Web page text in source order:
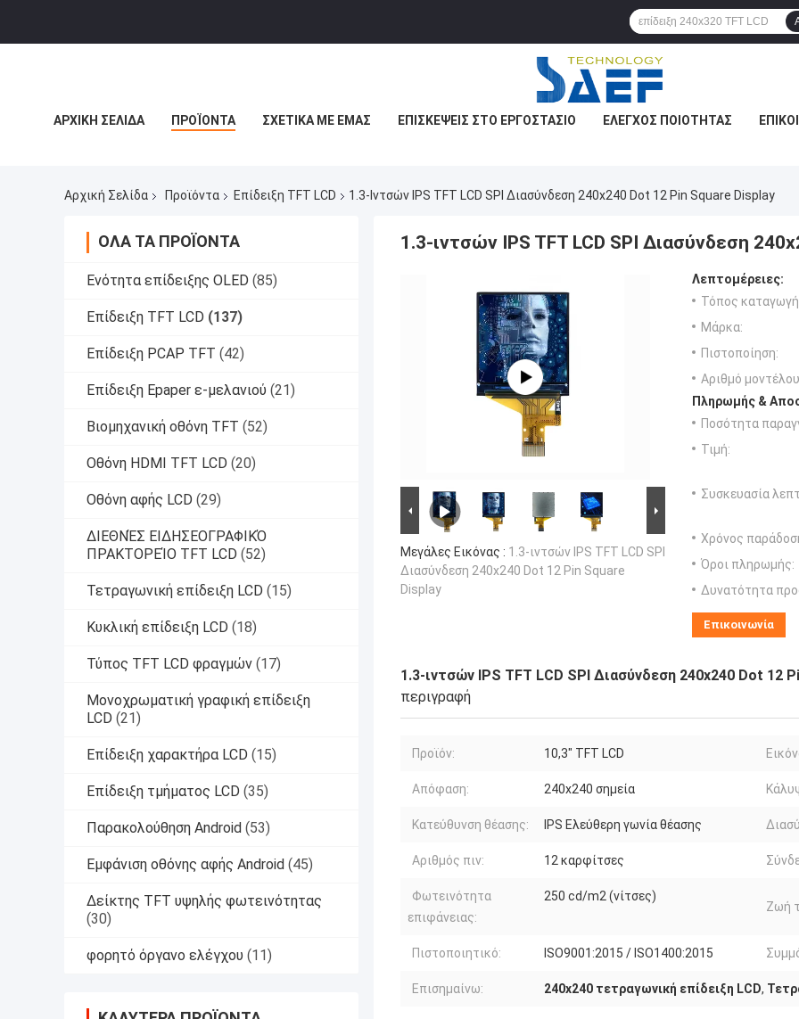
ΑΡΧΙΚΉ ΣΕΛΊΔΑ ΠΡΟΪΌΝΤΑ ΣΧΕΤΙΚΆ ΜΕ ΕΜΆΣ ΕΠΙΣΚΈΨΕΙΣ ΣΤΟ ΕΡΓΟΣΤΆΣΙΟ ΈΛΕΓΧΟΣ ΠΟΙΌΤΗΤΑΣ
Αρχική Σελίδα Προϊόντα Επίδειξη TFT LCD 1.3-Ιντσών IPS TFT LCD SPI Διασύνδεση 240x240 Dot 12 Pin Square Display
ΌΛΑ ΤΑ ΠΡΟΪΌΝΤΑ
Ενότητα επίδειξης OLED (85)
Επίδειξη TFT LCD (137)
Επίδειξη PCAP TFT (42)
Επίδειξη Epaper ε-μελανιού (21)
Βιομηχανική οθόνη TFT (52)
Οθόνη HDMI TFT LCD (20)
Οθόνη αφής LCD (29)
ΔΙΕΘΝΈΣ ΕΙΔΗΣΕΟΓΡΑΦΙΚΌ
ΠΡΑΚΤΟΡΕΊΟ TFT LCD (52)
Τετραγωνική επίδειξη LCD (15)
Κυκλική επίδειξη LCD (18)
Τύπος TFT LCD φραγμών (17)
Μονοχρωματική γραφική επίδειξη
LCD (21)
Επίδειξη χαρακτήρα LCD (15)
Επίδειξη τμήματος LCD (35)
Παρακολούθηση Android (53)
Εμφάνιση οθόνης αφής Android (45)
Δείκτης TFT υψηλής φωτεινότητας
(30)
φορητό όργανο ελέγχου (11)
1.3-ιντσών IPS TFT LCD SPI Διασύνδεση
Μεγάλες Εικόνας : 1.3-ιντσών IPS TFT LCD SPI
Διασύνδεση 240x240 Dot 12 Pin Square
Display
Λεπτομέρειες:
Τόπος
Μάρκα:
Πιστοποίηση:
Αριθμό
Πληρωμής &
Ποσότητα
Τιμή:
Συσκευασία
Χρόνος
Όροι πληρωμής:
Δυνατότητα
Επικοινωνία
1.3-ιντσών IPS TFT LCD SPI Διασύνδεση 240x240 Dot 12
περιγραφή
Προϊόν: 10,3" TFT LCD
Απόφαση: 240x240 σημεία
Κατεύθυνση θέασης: IPS Ελεύθερη γωνία θέασης
Αριθμός πιν: 12 καρφίτσες
Φωτεινότητα
επιφάνειας:
250 cd/m2 (νίτσες)
Ζωή
Πιστοποιητικό: ISO9001:2015 / ISO1400:2015
Επισημαίνω: 240x240 τετραγωνική επίδειξη LCD,